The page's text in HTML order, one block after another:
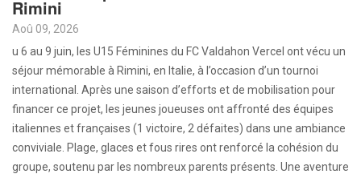
Rimini
Aoû 09, 2026
u 6 au 9 juin, les U15 Féminines du FC Valdahon Vercel ont vécu un
séjour mémorable à Rimini, en Italie, à l’occasion d’un tournoi
international. Après une saison d’efforts et de mobilisation pour
financer ce projet, les jeunes joueuses ont affronté des équipes
italiennes et françaises (1 victoire, 2 défaites) dans une ambiance
conviviale. Plage, glaces et fous rires ont renforcé la cohésion du
groupe, soutenu par les nombreux parents présents. Une aventure